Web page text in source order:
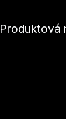
Produktová